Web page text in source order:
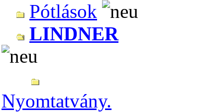
Pótlások
LINDNER
Nyomtatvány.